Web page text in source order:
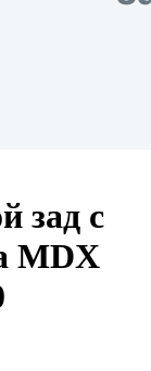
зад с
MDX